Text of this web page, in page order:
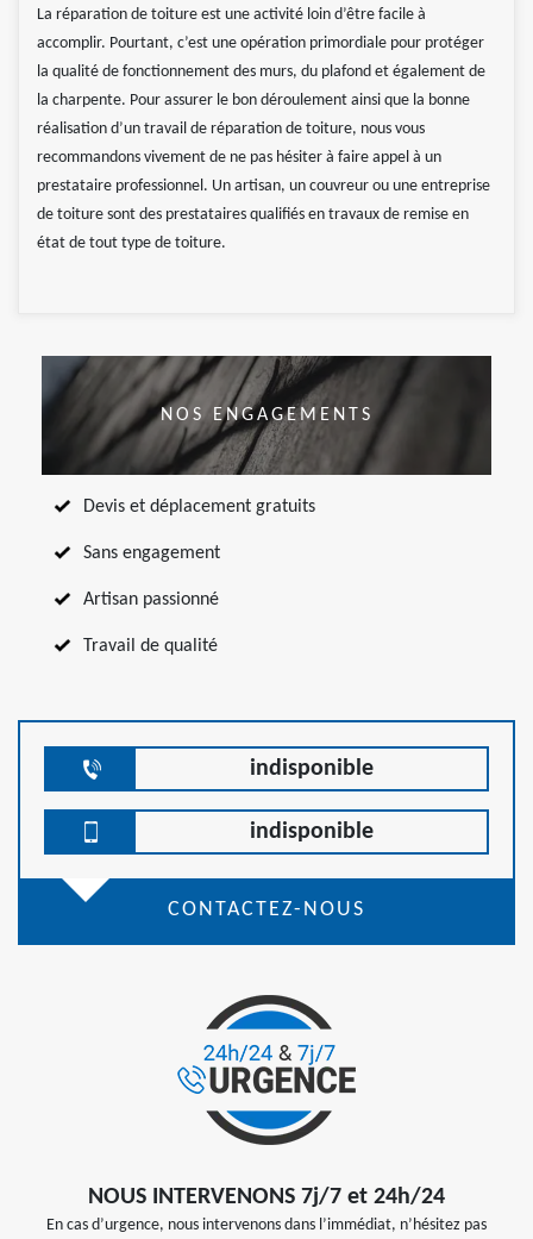
La réparation de toiture est une activité loin d’être facile à
accomplir. Pourtant, c’est une opération primordiale pour protéger
la qualité de fonctionnement des murs, du plafond et également de
la charpente. Pour assurer le bon déroulement ainsi que la bonne
réalisation d’un travail de réparation de toiture, nous vous
recommandons vivement de ne pas hésiter à faire appel à un
prestataire professionnel. Un artisan, un couvreur ou une entreprise
de toiture sont des prestataires qualifiés en travaux de remise en
état de tout type de toiture.
NOS ENGAGEMENTS
Devis et déplacement gratuits
Sans engagement
Artisan passionné
Travail de qualité
indisponible
indisponible
CONTACTEZ-NOUS
NOUS INTERVENONS 7j/7 et 24h/24
En cas d’urgence, nous intervenons dans l’immédiat, n’hésitez pas